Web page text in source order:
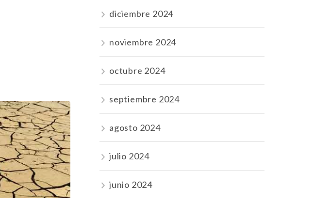
diciembre 2024
noviembre 2024
octubre 2024
septiembre 2024
agosto 2024
julio 2024
junio 2024